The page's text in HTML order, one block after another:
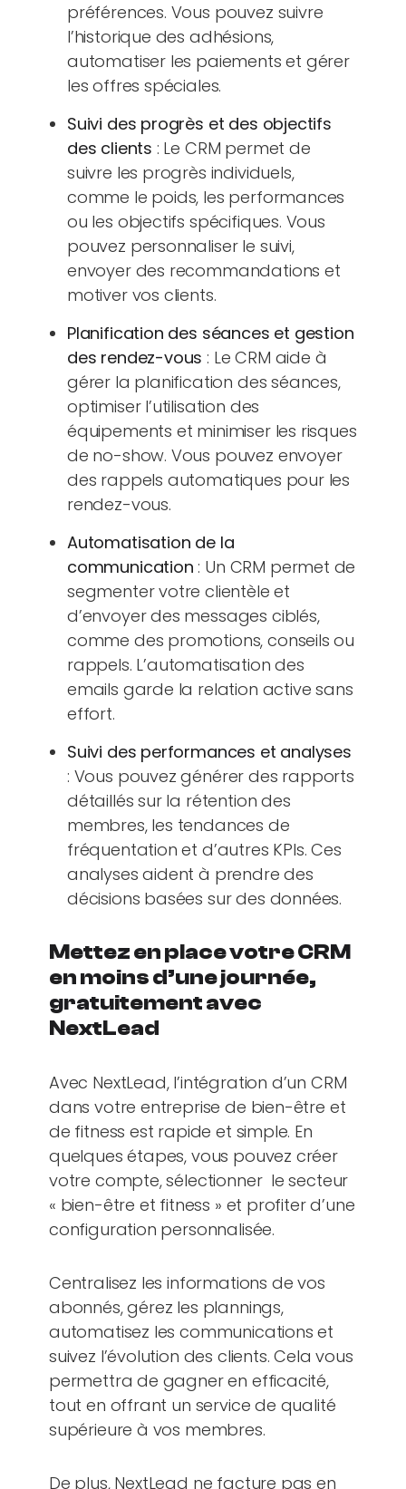
préférences. Vous pouvez suivre
l’historique des adhésions,
automatiser les paiements et gérer
les offres spéciales.
Suivi des progrès et des objectifs
des clients : Le CRM permet de
suivre les progrès individuels,
comme le poids, les performances
ou les objectifs spécifiques. Vous
pouvez personnaliser le suivi,
envoyer des recommandations et
motiver vos clients.
Planification des séances et gestion
des rendez-vous : Le CRM aide à
gérer la planification des séances,
optimiser l’utilisation des
équipements et minimiser les risques
de no-show. Vous pouvez envoyer
des rappels automatiques pour les
rendez-vous.
Automatisation de la
communication : Un CRM permet de
segmenter votre clientèle et
d’envoyer des messages ciblés,
comme des promotions, conseils ou
rappels. L’automatisation des
emails garde la relation active sans
effort.
Suivi des performances et analyses
: Vous pouvez générer des rapports
détaillés sur la rétention des
membres, les tendances de
fréquentation et d’autres KPIs. Ces
analyses aident à prendre des
décisions basées sur des données.
Mettez en place votre CRM
en moins d’une journée,
gratuitement avec
NextLead
Avec NextLead, l’intégration d’un CRM
dans votre entreprise de bien-être et
de fitness est rapide et simple. En
quelques étapes, vous pouvez créer
votre compte, sélectionner le secteur
« bien-être et fitness » et profiter d’une
configuration personnalisée.
Centralisez les informations de vos
abonnés, gérez les plannings,
automatisez les communications et
suivez l’évolution des clients. Cela vous
permettra de gagner en efficacité,
tout en offrant un service de qualité
supérieure à vos membres.
De plus, NextLead ne facture pas en